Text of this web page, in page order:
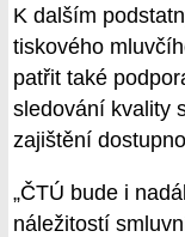
K dalším
tiskového
patřit také
sledování kvality
zajištění
„ČTÚ bude i
náležitostí